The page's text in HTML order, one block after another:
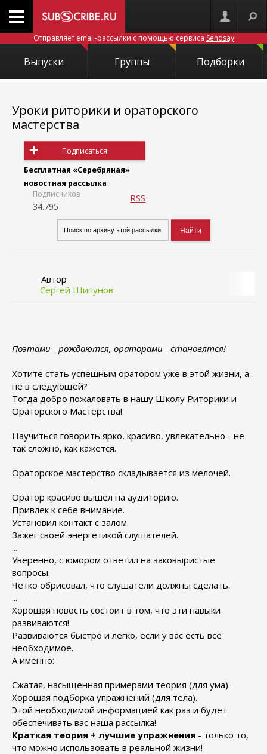
Отправляет email-рассылки с помощью сервиса Sendsay
Выпуски Группы Подборки
Уроки риторики и ораторского
мастерства
Подписаться
Бесплатная «Серебряная»
новостная рассылка
Подписчиков
34.795
RSS
Автор
Сергей Шипунов
Поэтами - рождаются, ораторами - становятся!
Хотите стать успешным оратором уже в этой жизни, а
не в следующей?
Тогда добро пожаловать в нашу Школу Риторики и
Ораторского Мастерства!
Научиться говорить ярко, красиво, увлекательно - не
так сложно, как кажется.
Ораторское мастерство складывается из мелочей.
Оратор красиво вышел на аудиторию.
Привлек к себе внимание.
Установил контакт с залом.
Зажег своей энергетикой слушателей.
...
Уверенно, с юмором ответил на заковыристые
вопросы.
Четко обрисовал, что слушатели должны сделать.
...
Хорошая новость состоит в том, что эти навыки
развиваются!
Развиваются быстро и легко, если у вас есть все
необходимое.
А именно:
Сжатая, насыщенная примерами теория (для ума).
Хорошая подборка упражнений (для тела).
Этой необходимой информацией как раз и будет
обеспечивать вас наша рассылка!
Краткая теория + лучшие упражнения - только то,
что можно использовать в реальной жизни!